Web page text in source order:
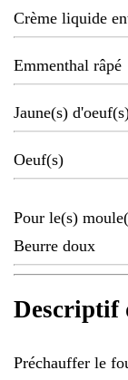
Crème liquide
Emmenthal râpé
Jaune(s)
Oeuf(s)
Pour le(s)
Beurre doux
Descriptif
Préchauffer le